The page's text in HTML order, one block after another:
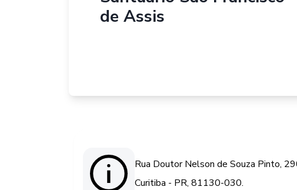
de Assis
Rua Doutor Nelson de Souza Pinto,
Curitiba - PR, 81130-030.